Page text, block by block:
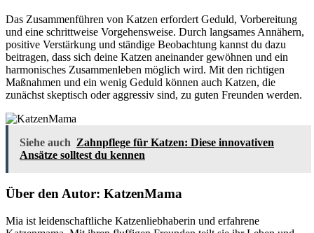
Das Zusammenführen von Katzen erfordert Geduld, Vorbereitung
und eine schrittweise Vorgehensweise. Durch langsames Annähern,
positive Verstärkung und ständige Beobachtung kannst du dazu
beitragen, dass sich deine Katzen aneinander gewöhnen und ein
harmonisches Zusammenleben möglich wird. Mit den richtigen
Maßnahmen und ein wenig Geduld können auch Katzen, die
zunächst skeptisch oder aggressiv sind, zu guten Freunden werden.
Siehe auch Zahnpflege für Katzen: Diese innovativen
Ansätze solltest du kennen
Über den Autor: KatzenMama
Mia ist leidenschaftliche Katzenliebhaberin und erfahrene